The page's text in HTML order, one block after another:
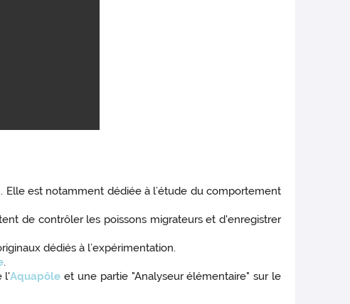
. Elle est notamment dédiée à l’étude du comportement
de contrôler les poissons migrateurs et d'enregistrer
dédiés à l’expérimentation.
.
l'Aquapôle et une partie "Analyseur élémentaire" sur le